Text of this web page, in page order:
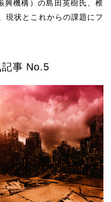
興機構）の島田英樹氏、椎
現状とこれからの課題にフ
事 No.5